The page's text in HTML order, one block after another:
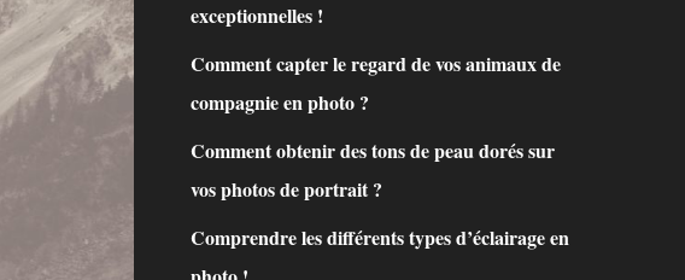
exceptionnelles !
Comment capter le regard de vos animaux de
compagnie en photo ?
Comment obtenir des tons de peau dorés sur
vos photos de portrait ?
Comprendre les différents types d’éclairage en